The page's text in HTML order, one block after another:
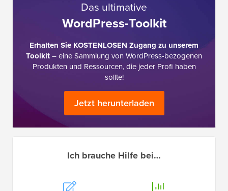
Das ultimative
WordPress-Toolkit
Erhalten Sie KOSTENLOSEN Zugang zu unserem
Toolkit– eine Sammlung von WordPress-bezogenen
Produkten und Ressourcen, die jeder Profi haben
sollte!
Jetzt herunterladen
Ich brauche Hilfe bei…